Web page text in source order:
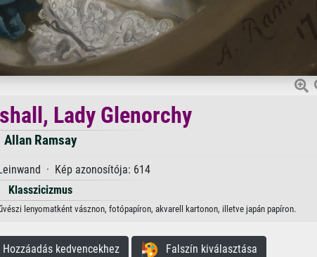
Lady Glenorchy
Allan Ramsay
· Kép azonosítója: 614
Klasszicizmus
lenyomatként vásznon, fotópapíron, akvarell kartonon, illetve japán papíron.
kedvencekhez Falszín kiválasztása